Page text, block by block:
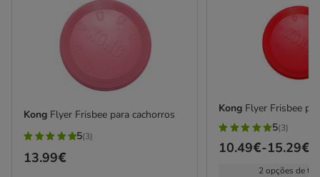
Kong Flyer Frisbee para cachorros
5
estrelas
5(3)
Preço
13.99€
Kong Flyer Frisbee
5
estrelas
5(3)
Preço
10.49€-15.29€
2 opções de